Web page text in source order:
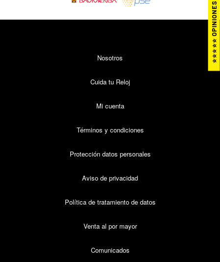
Nosotros
Cuida tu Reloj
Mi cuenta
Términos y condiciones
Protección datos personales
Aviso de privacidad
Política de tratamiento de datos
Venta al por mayor
Comunicados
⭐⭐⭐⭐⭐ OPINIONES